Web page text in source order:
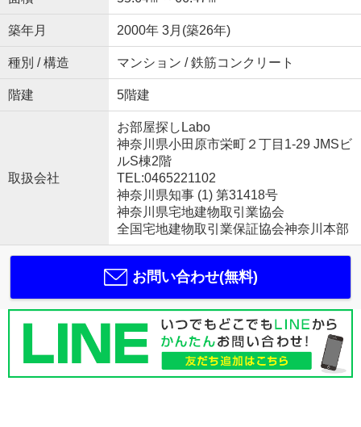
築年月 2000年 3月(築26年)
種別 / 構造 マンション / 鉄筋コンクリート
階建 5階建
取扱会社
お部屋探しLabo
神奈川県小田原市栄町２丁目1-29 JMSビ
ルS棟2階
TEL:0465221102
神奈川県知事 (1) 第31418号
神奈川県宅地建物取引業協会
全国宅地建物取引業保証協会神奈川本部
お問い合わせ(無料)